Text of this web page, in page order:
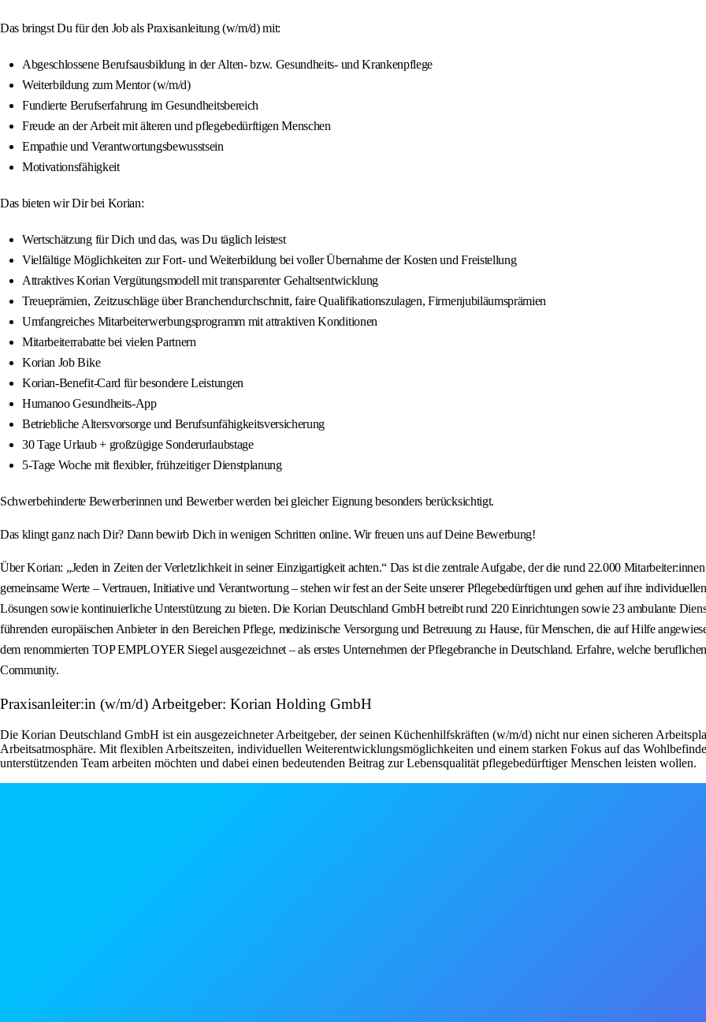
Das bringst Du für den Job als Praxisanleitung (w/m/d) mit:
Abgeschlossene Berufsausbildung in der Alten- bzw. Gesundheits- und Krankenpflege
Weiterbildung zum Mentor (w/m/d)
Fundierte Berufserfahrung im Gesundheitsbereich
Freude an der Arbeit mit älteren und pflegebedürftigen Menschen
Empathie und Verantwortungsbewusstsein
Motivationsfähigkeit
Das bieten wir Dir bei Korian:
Wertschätzung für Dich und das, was Du täglich leistest
Vielfältige Möglichkeiten zur Fort- und Weiterbildung bei voller Übernahme der Kosten und Freistellung
Attraktives Korian Vergütungsmodell mit transparenter Gehaltsentwicklung
Treueprämien, Zeitzuschläge über Branchendurchschnitt, faire Qualifikationszulagen, Firmenjubiläumsprämien
Umfangreiches Mitarbeiterwerbungsprogramm mit attraktiven Konditionen
Mitarbeiterrabatte bei vielen Partnern
Korian Job Bike
Korian-Benefit-Card für besondere Leistungen
Humanoo Gesundheits-App
Betriebliche Altersvorsorge und Berufsunfähigkeitsversicherung
30 Tage Urlaub + großzügige Sonderurlaubstage
5-Tage Woche mit flexibler, frühzeitiger Dienstplanung
Schwerbehinderte Bewerberinnen und Bewerber werden bei gleicher Eignung besonders berücksichtigt.
Das klingt ganz nach Dir? Dann bewirb Dich in wenigen Schritten online. Wir freuen uns auf Deine Bewerbung!
Über Korian: „Jeden in Zeiten der Verletzlichkeit in seiner Einzigartigkeit achten.“ Das ist die zentrale Aufgabe, der die rund 22.000
gemeinsame Werte – Vertrauen, Initiative und Verantwortung – stehen wir fest an der Seite unserer Pflegebedürftigen und gehen auf ihre
Lösungen sowie kontinuierliche Unterstützung zu bieten. Die Korian Deutschland GmbH betreibt rund 220 Einrichtungen sowie 23 ambulante
führenden europäischen Anbieter in den Bereichen Pflege, medizinische Versorgung und Betreuung zu Hause, für Menschen, die auf Hilfe
dem renommierten TOP EMPLOYER Siegel ausgezeichnet – als erstes Unternehmen der Pflegebranche in Deutschland. Erfahre, welche
Community.
Praxisanleiter:in (w/m/d) Arbeitgeber: Korian Holding GmbH
Die Korian Deutschland GmbH ist ein ausgezeichneter Arbeitgeber, der seinen Küchenhilfskräften (w/m/d) nicht nur einen sicheren
Arbeitsatmosphäre. Mit flexiblen Arbeitszeiten, individuellen Weiterentwicklungsmöglichkeiten und einem starken Fokus auf das
unterstützenden Team arbeiten möchten und dabei einen bedeutenden Beitrag zur Lebensqualität pflegebedürftiger Menschen leisten wollen.